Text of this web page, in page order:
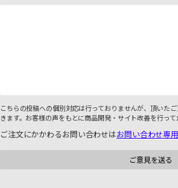
こちらの投稿への個別対応は行っておりませんが、頂いた
きます。お客様の声をもとに商品開発・サイト改善を行って
ご注文にかかわるお問い合わせはお問い合わせ専